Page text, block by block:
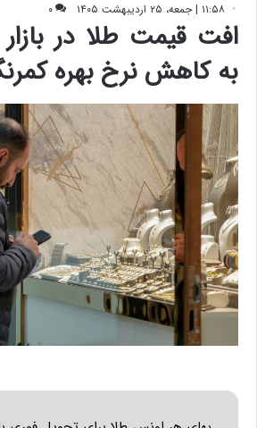
۱۱:۵۸ | جمعه، ۲۵ اردیبهشت ۱۴۰۵ ۰
افت قیمت طلا در
به کاهش نرخ بهره